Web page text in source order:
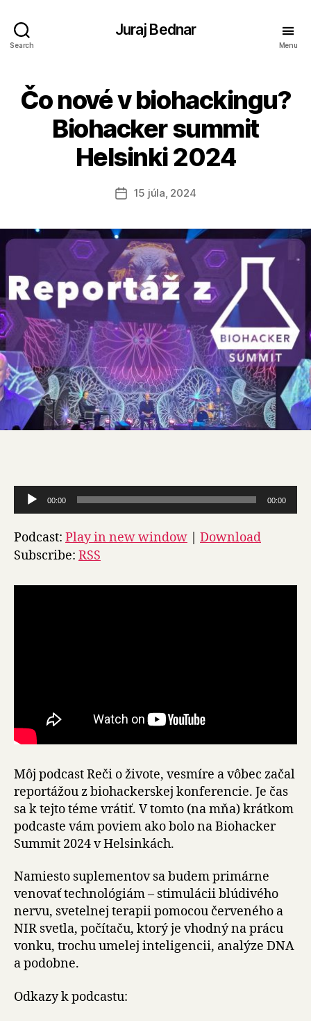
Search
Juraj Bednar
Menu
Čo nové v biohackingu?
Biohacker summit
Helsinki 2024
Dátum
15 júla, 2024
u
d
i
p
č
00:00 00:00
Podcast: Play in new window
Download
Subscribe: RSS
Môj podcast Reči o živote, vesmíre a vôbec začal
reportážou z biohackerskej konferencie. Je čas
sa k tejto téme vrátiť. V tomto (na mňa) krátkom
podcaste vám poviem ako bolo na Biohacker
Summit 2024 v Helsinkách.
Namiesto suplementov sa budem primárne
venovať technológiám – stimulácii blúdivého
nervu, svetelnej terapii pomocou červeného a
NIR svetla, počítaču, ktorý je vhodný na prácu
vonku, trochu umelej inteligencii, analýze DNA
a podobne.
Odkazy k podcastu: